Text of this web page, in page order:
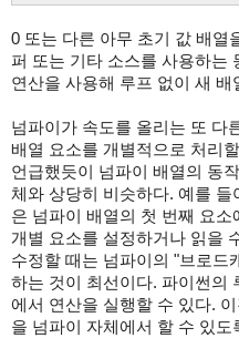
0 또는 다른 아무 초기 값 배열
퍼 또는 기타 소스를 사용하는
연산을 사용해 루프 없이 새 배
넘파이가 속도를 올리는 또 다
배열 요소를 개별적으로 처리
언급했듯이 넘파이 배열의 동
체와 상당히 비슷하다. 예를 들
은 넘파이 배열의 첫 번째 요
개별 요소를 설정하거나 읽을
수정할 때는 넘파이의 "브로드
하는 것이 최선이다. 파이썬의
에서 연산을 실행할 수 있다.
을 넘파이 자체에서 할 수 있